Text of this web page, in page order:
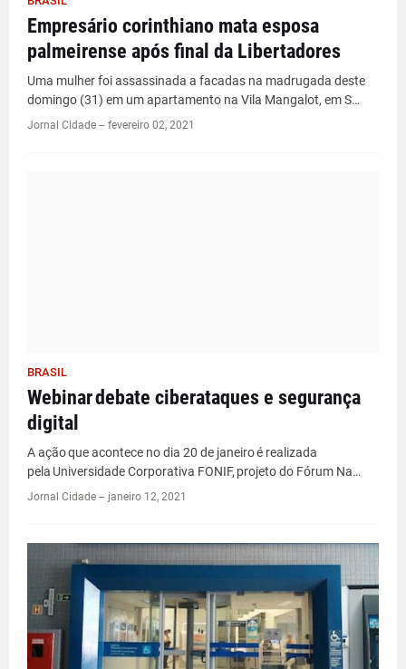
Empresário corinthiano mata esposa
palmeirense após final da Libertadores
Uma mulher foi assassinada a facadas na madrugada deste
domingo (31) em um apartamento na Vila Mangalot, em S…
Jornal Cidade -- fevereiro 02, 2021
BRASIL
Webinar debate ciberataques e segurança
digital
A ação que acontece no dia 20 de janeiro é realizada
pela Universidade Corporativa FONIF, projeto do Fórum Na…
Jornal Cidade -- janeiro 12, 2021